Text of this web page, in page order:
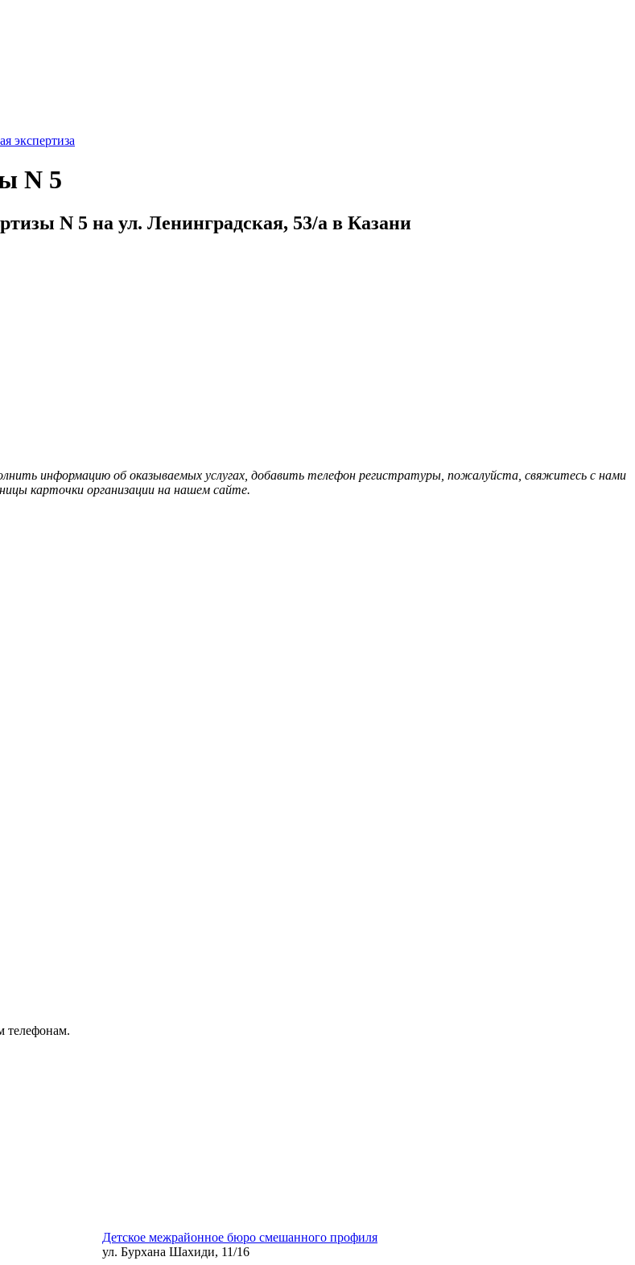
экспертиза
N 5
N 5 на ул. Ленинградская, 53/а в Казани
информацию об оказываемых услугах, добавить телефон регистратуры, пожалуйста, свяжитесь с нами
карточки организации на нашем сайте.
телефонам.
Детское межрайонное бюро смешанного профиля
ул. Бурхана Шахиди, 11/16